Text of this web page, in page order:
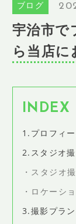
ギャ
ニュ
ブロ
店舗
コンセ
お問い
ブログ
宇治市で
ら当店に
INDEX
1.プロフィ
2.スタジオ
スタジオ
ロケーシ
3.撮影プラ